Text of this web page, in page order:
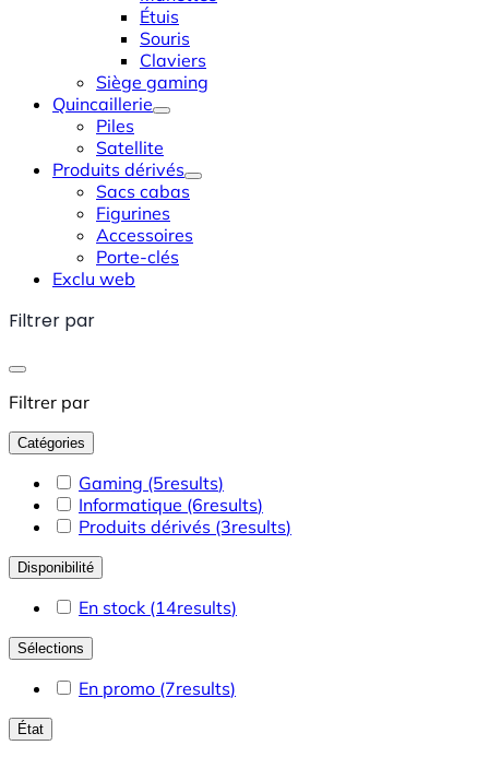
Étuis
Souris
Claviers
Siège gaming
Quincaillerie
Piles
Satellite
Produits dérivés
Sacs cabas
Figurines
Accessoires
Porte-clés
Exclu web
Filtrer par
Filtrer par
Catégories
Gaming (5results)
Informatique (6results)
Produits dérivés (3results)
Disponibilité
En stock (14results)
Sélections
En promo (7results)
État